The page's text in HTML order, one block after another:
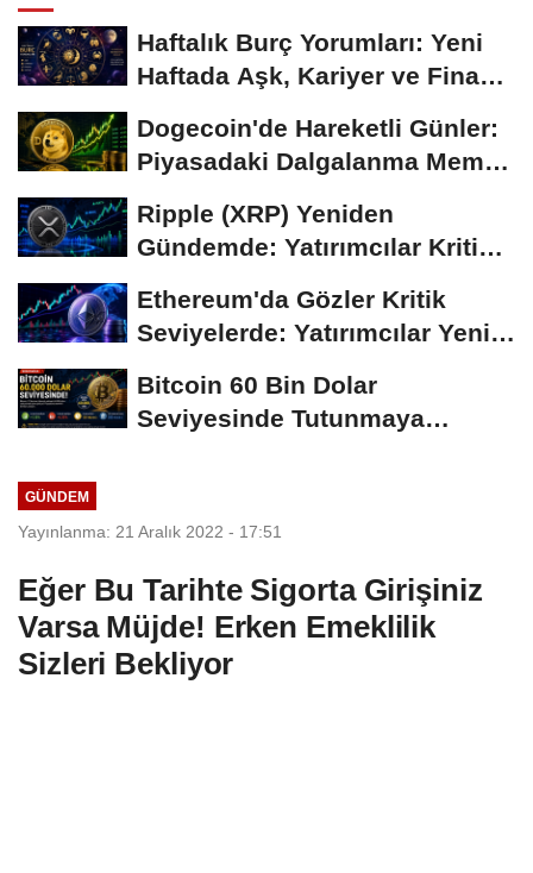
Haftalık Burç Yorumları: Yeni
Haftada Aşk, Kariyer ve Finans
Dogecoin'de Hareketli Günler:
Piyasadaki Dalgalanma Meme
Ripple (XRP) Yeniden
Gündemde: Yatırımcılar Kritik
Ethereum'da Gözler Kritik
Seviyelerde: Yatırımcılar Yeni
Bitcoin 60 Bin Dolar
Seviyesinde Tutunmaya
GÜNDEM
Yayınlanma: 21 Aralık 2022 - 17:51
Eğer Bu Tarihte Sigorta Girişiniz
Varsa Müjde! Erken Emeklilik
Sizleri Bekliyor